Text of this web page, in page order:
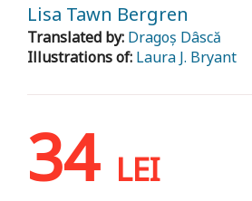
Lisa Tawn Bergren
Translated by: Dragoș Dâscă
Illustrations of: Laura J. Bryant
34 LEI